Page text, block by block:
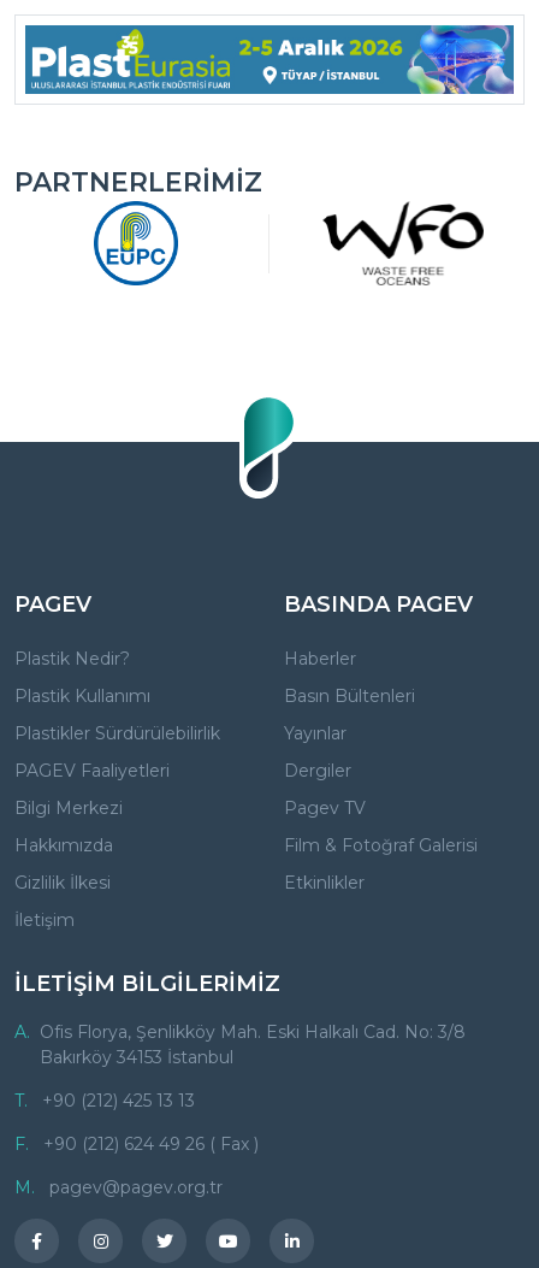
PARTNERLERIMIZ
PAGEV
Plastik Nedir?
Plastik Kullanımı
Plastikler Sürdürülebilirlik
PAGEV Faaliyetleri
Bilgi Merkezi
Hakkımızda
Gizlilik İlkesi
İletişim
BASINDA PAGEV
Haberler
Basın Bültenleri
Yayınlar
Dergiler
Pagev TV
Film & Fotoğraf Galerisi
Etkinlikler
İLETİŞİM BİLGİLERİMİZ
A. Ofis Florya, Şenlikköy Mah. Eski Halkalı Cad. No: 3/8
Bakırköy 34153 İstanbul
T.
+90 (212) 425 13 13
F.
+90 (212) 624 49 26 ( Fax )
M.
pagev@pagev.org.tr